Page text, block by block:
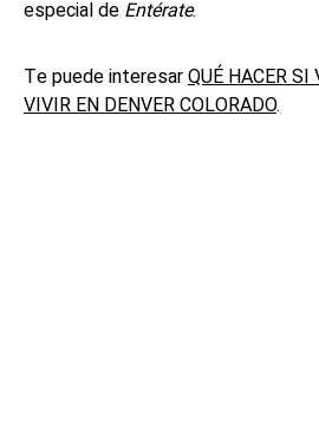
especial de Entérate.
Te puede interesarQUÉ HACER
VIVIR EN DENVER COLORADO.